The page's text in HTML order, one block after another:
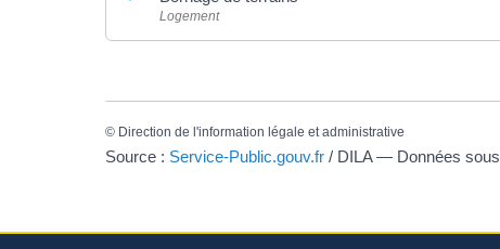
Logement
© Direction de l'information légale et administrative
Source : Service-Public.gouv.fr / DILA — Données sous